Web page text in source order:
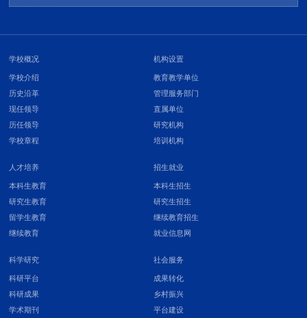
学校概况
学校介绍
历史沿革
现任领导
历任领导
学校章程
机构设置
教育教学单位
管理服务部门
直属单位
研究机构
培训机构
人才培养
本科生教育
研究生教育
留学生教育
继续教育
招生就业
本科生招生
研究生招生
继续教育招生
就业信息网
科学研究
科研平台
科研成果
学术期刊
社会服务
成果转化
乡村振兴
平台建设